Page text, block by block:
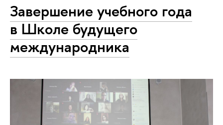
Завершение учебного года
в Школе будущего
международника